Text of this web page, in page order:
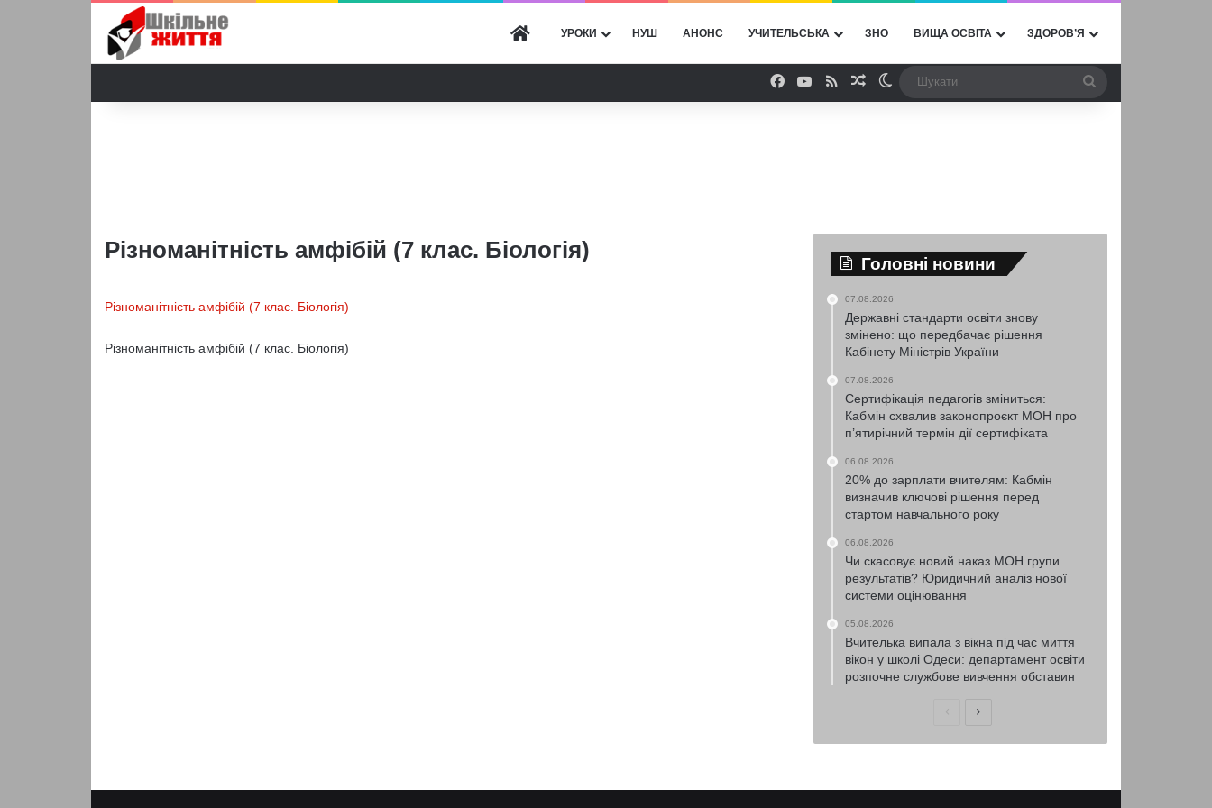
ГОЛОВНА
УРОКИ НУШ АНОНС УЧИТЕЛЬСЬКА ЗНО ВИЩА ОСВІТА ЗДОРОВ’Я
Facebook
YouTube
RSSВипадкова стаття
Switch skin
Різноманітність амфібій (7 клас. Біологія)
Різноманітність амфібій (7 клас. Біологія)
Різноманітність амфібій (7 клас. Біологія)
Головні новини
07.08.2026
Державні стандарти освіти знову
змінено: що передбачає рішення
Кабінету Міністрів України
07.08.2026
Сертифікація педагогів зміниться:
Кабмін схвалив законопроєкт МОН про
п’ятирічний термін дії сертифіката
06.08.2026
20% до зарплати вчителям: Кабмін
визначив ключові рішення перед
стартом навчального року
06.08.2026
Чи скасовує новий наказ МОН групи
результатів? Юридичний аналіз нової
системи оцінювання
05.08.2026
Вчителька випала з вікна під час миття
вікон у школі Одеси: департамент освіти
розпочне службове вивчення обставин
ПопередняНаступна